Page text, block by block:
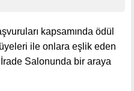
kapsamında ödül
ile onlara eşlik eden
Salonunda bir araya